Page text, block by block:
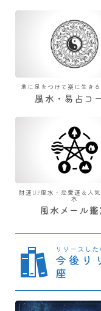
地に足をつけて楽に生き
風水・易占コ
財運UP風水・恋愛運＆人
水
風水メール鑑
リリースし
今後リ
座